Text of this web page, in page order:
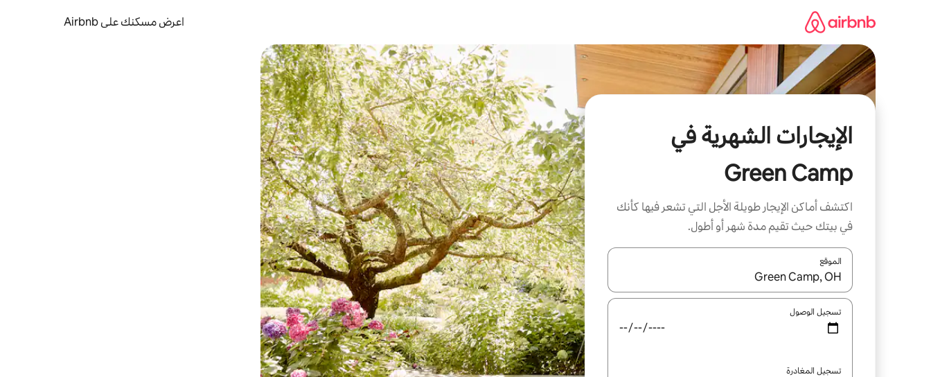
اعرض مسكنك على Airbnb
الإيجارات الشهرية في
Green Camp
اكتشف أماكن الإيجار طويلة الأجل التي تشعر فيها كأنك
في بيتك حيث تقيم مدة شهر أو أطول.
الموقع
عند توفر النتائج، انتقل باستخدام السهمين لأعلى ولأسفل أو استكشف عن طريق اللمس أو السحب.
تسجيل الوصول
تسجيل المغادرة